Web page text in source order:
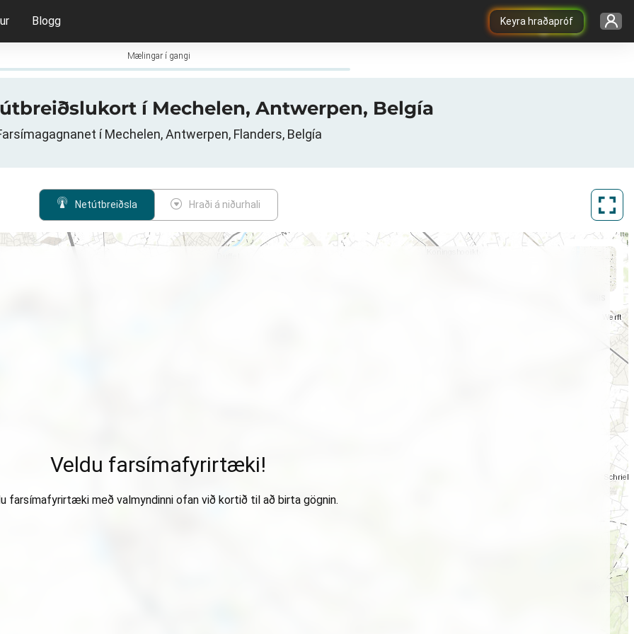
Keyra hraðapróf
Blogg
Mælingar í gangi
útbreiðslukort í Mechelen, Antwerpen, Belgía
í Mechelen, Antwerpen, Flanders, Belgía
Netútbreiðsla Hraði á niðurhali
Veldu farsímafyrirtæki!
farsímafyrirtæki með valmyndinni ofan við kortið til að birta gögnin.